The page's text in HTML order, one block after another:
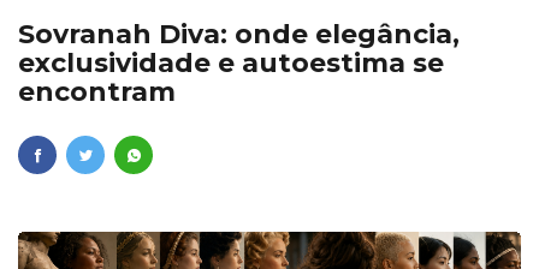
Sovranah Diva: onde elegância,
exclusividade e autoestima se
encontram